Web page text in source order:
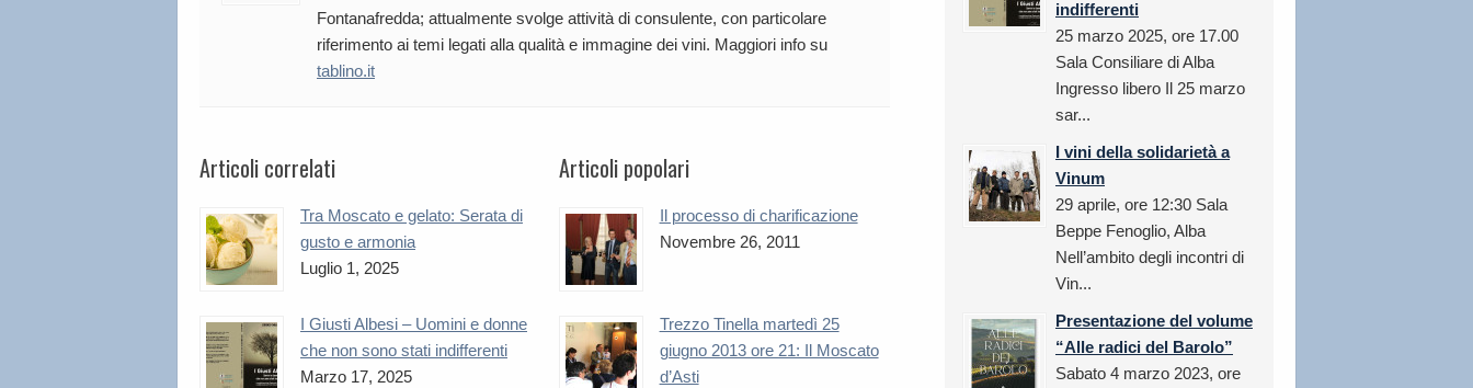
Fontanafredda; attualmente svolge attività di consulente, con particolare
riferimento ai temi legati alla qualità e immagine dei vini. Maggiori info su
tablino.it
Articoli correlati
Tra Moscato e gelato: Serata di
gusto e armonia
Luglio 1, 2025
I Giusti Albesi – Uomini e donne
che non sono stati indifferenti
Marzo 17, 2025
Articoli popolari
Il processo di charificazione
Novembre 26, 2011
Trezzo Tinella martedì 25
giugno 2013 ore 21: Il Moscato
d’Asti
indifferenti
25 marzo 2025, ore 17.00
Sala Consiliare di Alba
Ingresso libero Il 25 marzo
sar...
I vini della solidarietà a
Vinum
29 aprile, ore 12:30 Sala
Beppe Fenoglio, Alba
Nell’ambito degli incontri di
Vin...
Presentazione del volume
“Alle radici del Barolo”
Sabato 4 marzo 2023, ore